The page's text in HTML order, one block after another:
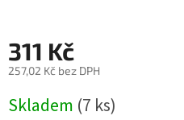
311 Kč
257,02 Kč bez DPH
cena:
Skladem (7 ks)